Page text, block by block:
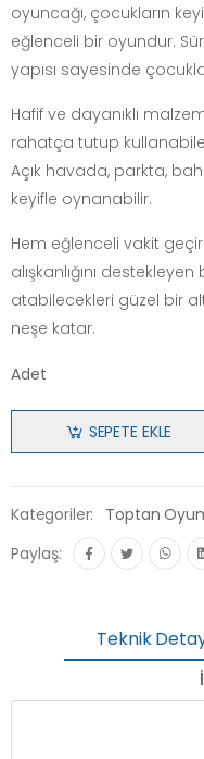
oyuncağı, çocukların
eğlenceli bir oyundur.
yapısı sayesinde
Hafif ve dayanıklı
rahatça tutup
Açık havada, parkta,
keyifle oynanabilir.
Hem eğlenceli vakit
alışkanlığını
atabilecekleri güzel bir
neşe katar.
Adet
SEPETE EKLE
Kategoriler:
Toptan
Paylaş:
Teknik